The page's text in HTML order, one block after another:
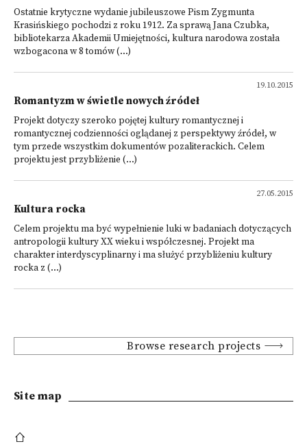
Ostatnie krytyczne wydanie jubileuszowe Pism Zygmunta
Krasińskiego pochodzi z roku 1912. Za sprawą Jana Czubka,
bibliotekarza Akademii Umiejętności, kultura narodowa została
wzbogacona w 8 tomów (...)
19.10.2015
Romantyzm w świetle nowych źródeł
Projekt dotyczy szeroko pojętej kultury romantycznej i
romantycznej codzienności oglądanej z perspektywy źródeł, w
tym przede wszystkim dokumentów pozaliterackich. Celem
projektu jest przybliżenie (...)
27.05.2015
Kultura rocka
Celem projektu ma być wypełnienie luki w badaniach dotyczących
antropologii kultury XX wieku i współczesnej. Projekt ma
charakter interdyscyplinarny i ma służyć przybliżeniu kultury
rocka z (...)
Browse research projects
Site map